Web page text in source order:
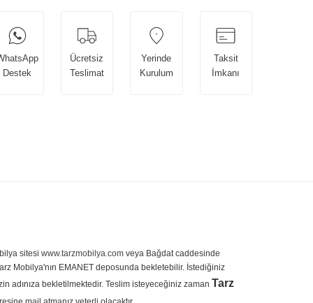
Destek
Ücretsiz
Teslimat
Yerinde
Kurulum
Taksit
İmkanı
sitesi www.tarzmobilya.com veya Bağdat caddesinde
Mobilya'nın EMANET deposunda bekletebilir. İstediğiniz
adınıza bekletilmektedir. Teslim isteyeceğiniz zaman Tarz